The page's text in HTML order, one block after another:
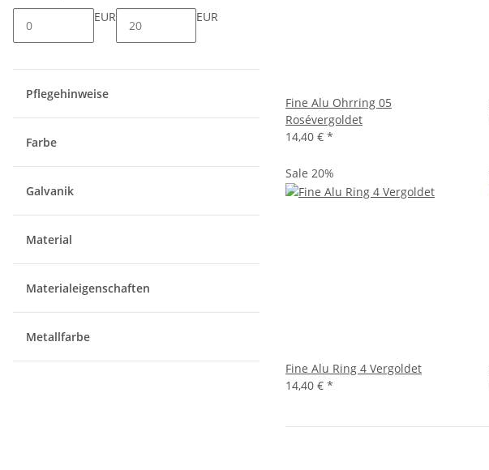
Fine Alu Ohrring 05
Rosévergoldet
14,40 € *
Sale 20%
Fine Alu Ring 4 Vergoldet
14,40 € *
EUR
EUR
Pflegehinweise
Farbe
Galvanik
Material
Materialeigenschaften
Metallfarbe